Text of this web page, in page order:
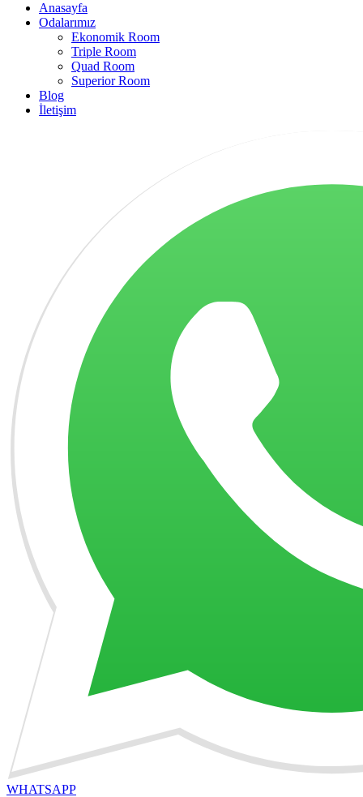
Anasayfa
Odalarımız
Ekonomik Room
Triple Room
Quad Room
Superior Room
Blog
İletişim
WHATSAPP